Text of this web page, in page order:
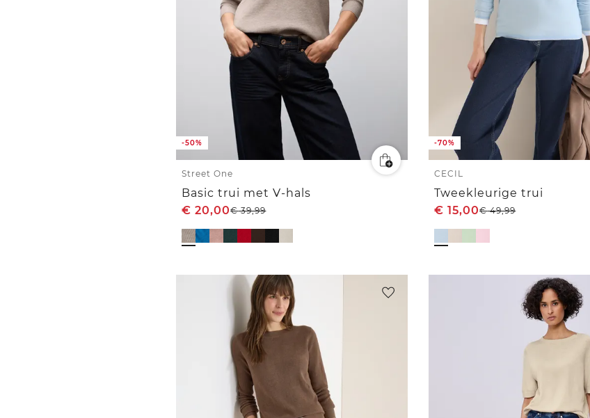
-50%
Street One
Basic trui met V-hals
€ 20,00€39,99
-70%
CECIL
Tweekleurige trui
€ 15,00€49,99